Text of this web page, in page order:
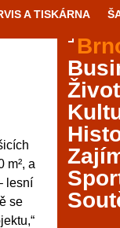
A TISKÁRNA
m², a
lesní
se
Od
skvělé
ale také
klasické